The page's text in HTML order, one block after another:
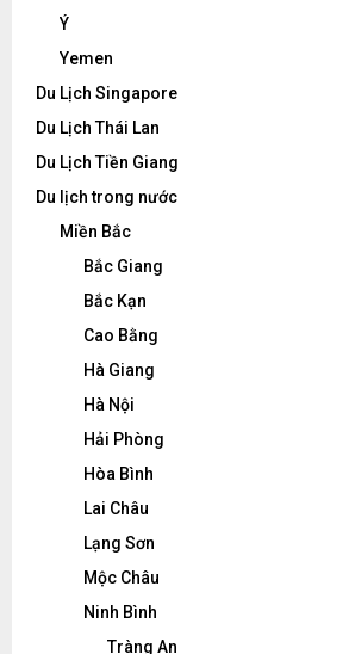
Ý
Yemen
Du Lịch Singapore
Du Lịch Thái Lan
Du Lịch Tiền Giang
Du lịch trong nước
Miền Bắc
Bắc Giang
Bắc Kạn
Cao Bằng
Hà Giang
Hà Nội
Hải Phòng
Hòa Bình
Lai Châu
Lạng Sơn
Mộc Châu
Ninh Bình
Tràng An